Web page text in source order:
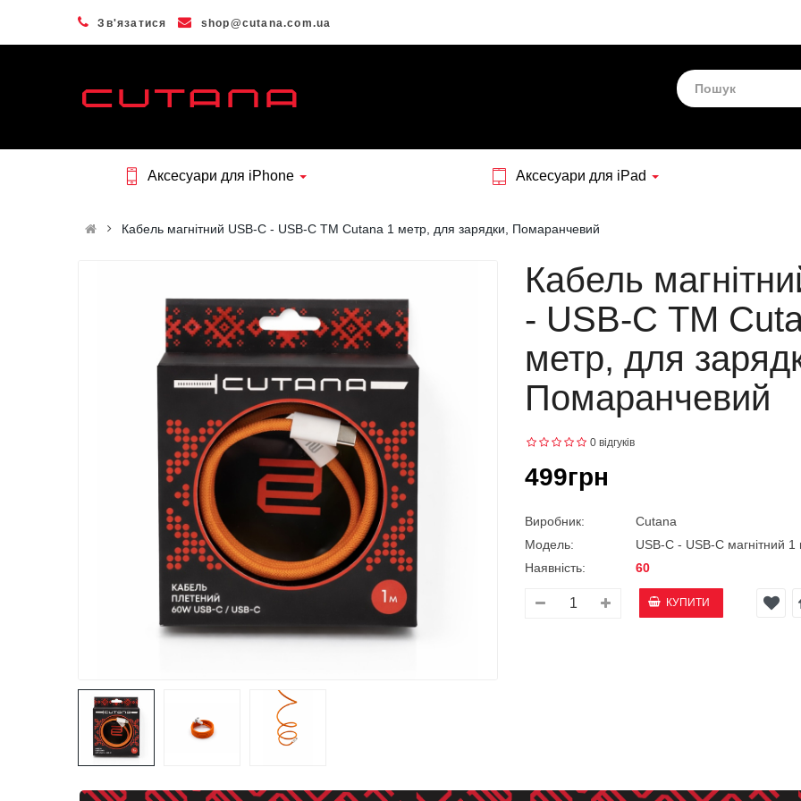
Зв'язатися shop@cutana.com.ua
Аксесуари для iPhone Аксесуари для iPad
Кабель магнітний USB-C - USB-C ТМ Cutana 1 метр, для зарядки, Помаранчевий
Кабель
- USB-C ТМ
метр, для
Помаранчевий
0 відгуків
499грн
Виробник:
Cutana
Модель:
USB-C - USB-C магнітний 1
Наявність:
60